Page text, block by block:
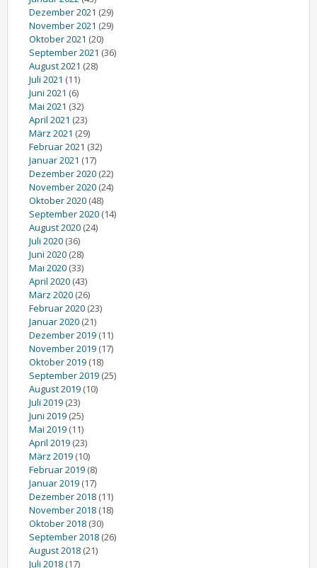
Dezember 2021 (29)
November 2021 (29)
Oktober 2021 (20)
September 2021 (36)
August 2021 (28)
Juli 2021 (11)
Juni 2021 (6)
Mai 2021 (32)
April 2021 (23)
März 2021 (29)
Februar 2021 (32)
Januar 2021 (17)
Dezember 2020 (22)
November 2020 (24)
Oktober 2020 (48)
September 2020 (14)
August 2020 (24)
Juli 2020 (36)
Juni 2020 (28)
Mai 2020 (33)
April 2020 (43)
März 2020 (26)
Februar 2020 (23)
Januar 2020 (21)
Dezember 2019 (11)
November 2019 (17)
Oktober 2019 (18)
September 2019 (25)
August 2019 (10)
Juli 2019 (23)
Juni 2019 (25)
Mai 2019 (11)
April 2019 (23)
März 2019 (10)
Februar 2019 (8)
Januar 2019 (17)
Dezember 2018 (11)
November 2018 (18)
Oktober 2018 (30)
September 2018 (26)
August 2018 (21)
Juli 2018 (17)